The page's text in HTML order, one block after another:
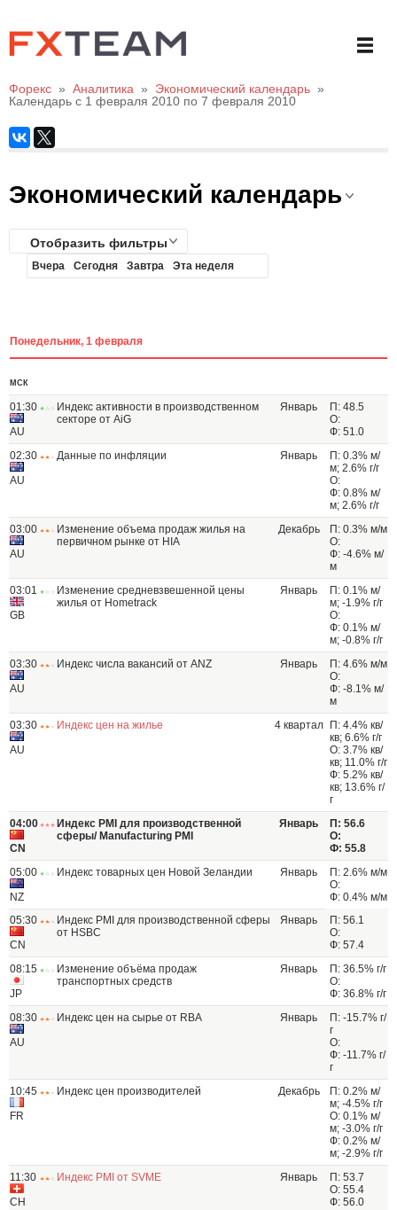
Форекс » Аналитика » Экономический календарь »
Календарь с 1 февраля 2010 по 7 февраля 2010
Экономический календарь
Отобразить фильтры
Вчера Сегодня Завтра Эта неделя
Понедельник, 1 февраля
МСК
01:30
AU
Индекс активности в производственном
секторе от AiG
Январь
П: 48.5
О:
Ф: 51.0
02:30
AU
Данные по инфляции Январь
П: 0.3% м/
м; 2.6% г/г
О:
Ф: 0.8% м/
м; 2.6% г/г
03:00
AU
Изменение объема продаж жилья на
первичном рынке от HIA
Декабрь
П: 0.3% м/м
О:
Ф: -4.6% м/
м
03:01
GB
Изменение средневзвешенной цены
жилья от Hometrack
Январь
П: 0.1% м/
м; -1.9% г/г
О:
Ф: 0.1% м/
м; -0.8% г/г
03:30
AU
Индекс числа вакансий от ANZ Январь
П: 4.6% м/м
О:
Ф: -8.1% м/
м
03:30
AU
Индекс цен на жилье 4 квартал
П: 4.4% кв/
кв; 6.6% г/г
О: 3.7% кв/
кв; 11.0% г/г
Ф: 5.2% кв/
кв; 13.6% г/
г
04:00
CN
Индекс PMI для производственной
сферы/ Manufacturing PMI
Январь
П: 56.6
О:
Ф: 55.8
05:00
NZ
Индекс товарных цен Новой Зеландии Январь
П: 2.6% м/м
О:
Ф: 0.4% м/м
05:30
CN
Индекс PMI для производственной сферы
от HSBC
Январь
П: 56.1
О:
Ф: 57.4
08:15
JP
Изменение объёма продаж
транспортных средств
Январь
П: 36.5% г/г
О:
Ф: 36.8% г/г
08:30
AU
Индекс цен на сырье от RBA Январь
П: -15.7% г/
г
О:
Ф: -11.7% г/
г
10:45
FR
Индекс цен производителей Декабрь
П: 0.2% м/
м; -4.5% г/г
О: 0.1% м/
м; -3.0% г/г
Ф: 0.2% м/
м; -2.9% г/г
11:30
CH
Индекс PMI от SVME Январь
П: 53.7
О: 55.4
Ф: 56.0